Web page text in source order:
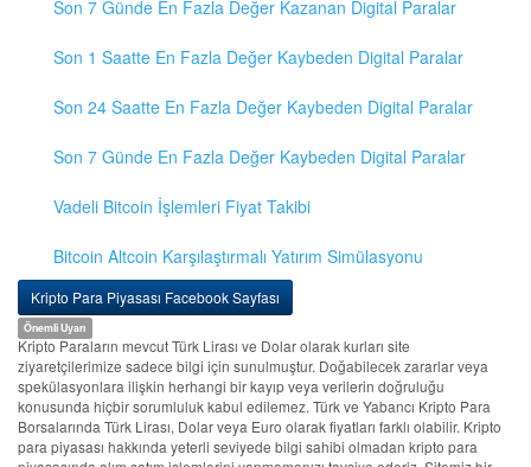
Son 7 Günde En Fazla Değer Kazanan Digital Paralar
Son 1 Saatte En Fazla Değer Kaybeden Digital Paralar
Son 24 Saatte En Fazla Değer Kaybeden Digital Paralar
Son 7 Günde En Fazla Değer Kaybeden Digital Paralar
Vadeli Bitcoin İşlemleri Fiyat Takibi
Bitcoin Altcoin Karşılaştırmalı Yatırım Simülasyonu
Kripto Para Piyasası Facebook Sayfası
Önemli Uyarı
Kripto Paraların mevcut Türk Lirası ve Dolar olarak kurları site
ziyaretçilerimize sadece bilgi için sunulmuştur. Doğabilecek zararlar veya
spekülasyonlara ilişkin herhangi bir kayıp veya verilerin doğruluğu
konusunda hiçbir sorumluluk kabul edilemez. Türk ve Yabancı Kripto Para
Borsalarında Türk Lirası, Dolar veya Euro olarak fiyatları farklı olabilir. Kripto
para piyasası hakkında yeterli seviyede bilgi sahibi olmadan kripto para